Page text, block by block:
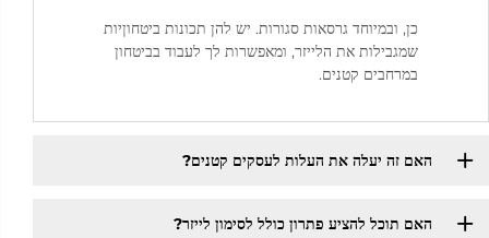
כן, ובמיוחד גרסאות סגורות. יש להן תכונות ביטחוןיות
שמגבילות את הלייזר, ומאפשרות לך לעבוד בביטחון
במרחבים קטנים.
האם זה יעלה את העלות לעסקים קטנים? ​
האם תוכל להציע פתרון כולל לסימון לייזר?